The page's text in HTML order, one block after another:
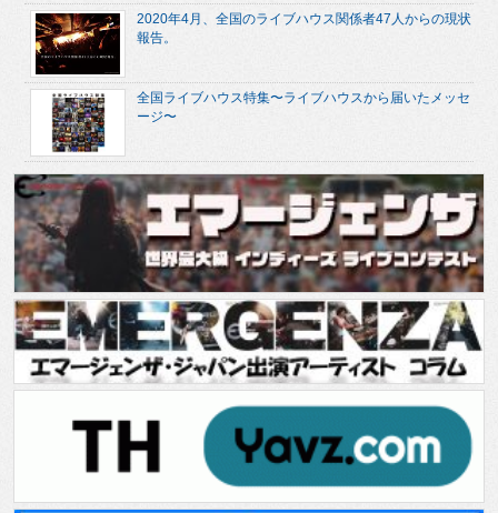
2020年4月、全国のライブハウス関係者47人からの現状
報告。
全国ライブハウス特集〜ライブハウスから届いたメッセ
ージ〜